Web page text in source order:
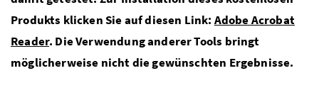
Produkts klicken Sie auf diesen Link: Adobe Acrobat
Reader. Die Verwendung anderer Tools bringt
möglicherweise nicht die gewünschten Ergebnisse.